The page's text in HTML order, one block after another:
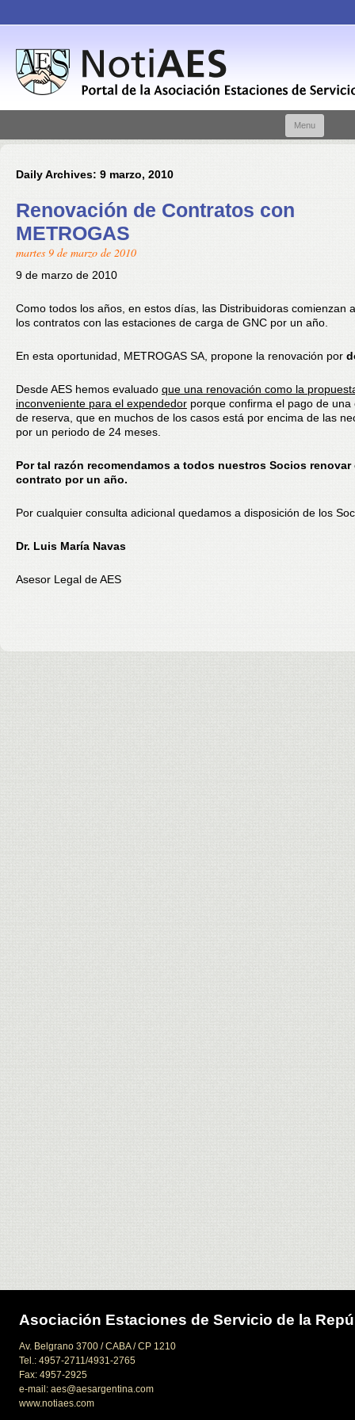
Menu
Daily Archives: 9 marzo, 2010
Renovación de Contratos con
METROGAS
martes 9 de marzo de 2010
9 de marzo de 2010
Como todos los años, en estos días, las Distribuidoras comienzan
los contratos con las estaciones de carga de GNC por un año.
En esta oportunidad, METROGAS SA, propone la renovación por
Desde AES hemos evaluado que una renovación como la
inconveniente para el expendedor porque confirma el pago de una
de reserva, que en muchos de los casos está por encima de las
por un periodo de 24 meses.
Por tal razón recomendamos a todos nuestros Socios renovar
contrato por un año.
Por cualquier consulta adicional quedamos a disposición de los
Dr. Luis María Navas
Asesor Legal de AES
Asociación Estaciones de Servicio de la
Av. Belgrano 3700 / CABA / CP 1210
Tel.: 4957-2711/4931-2765
Fax: 4957-2925
e-mail: aes@aesargentina.com
www.notiaes.com